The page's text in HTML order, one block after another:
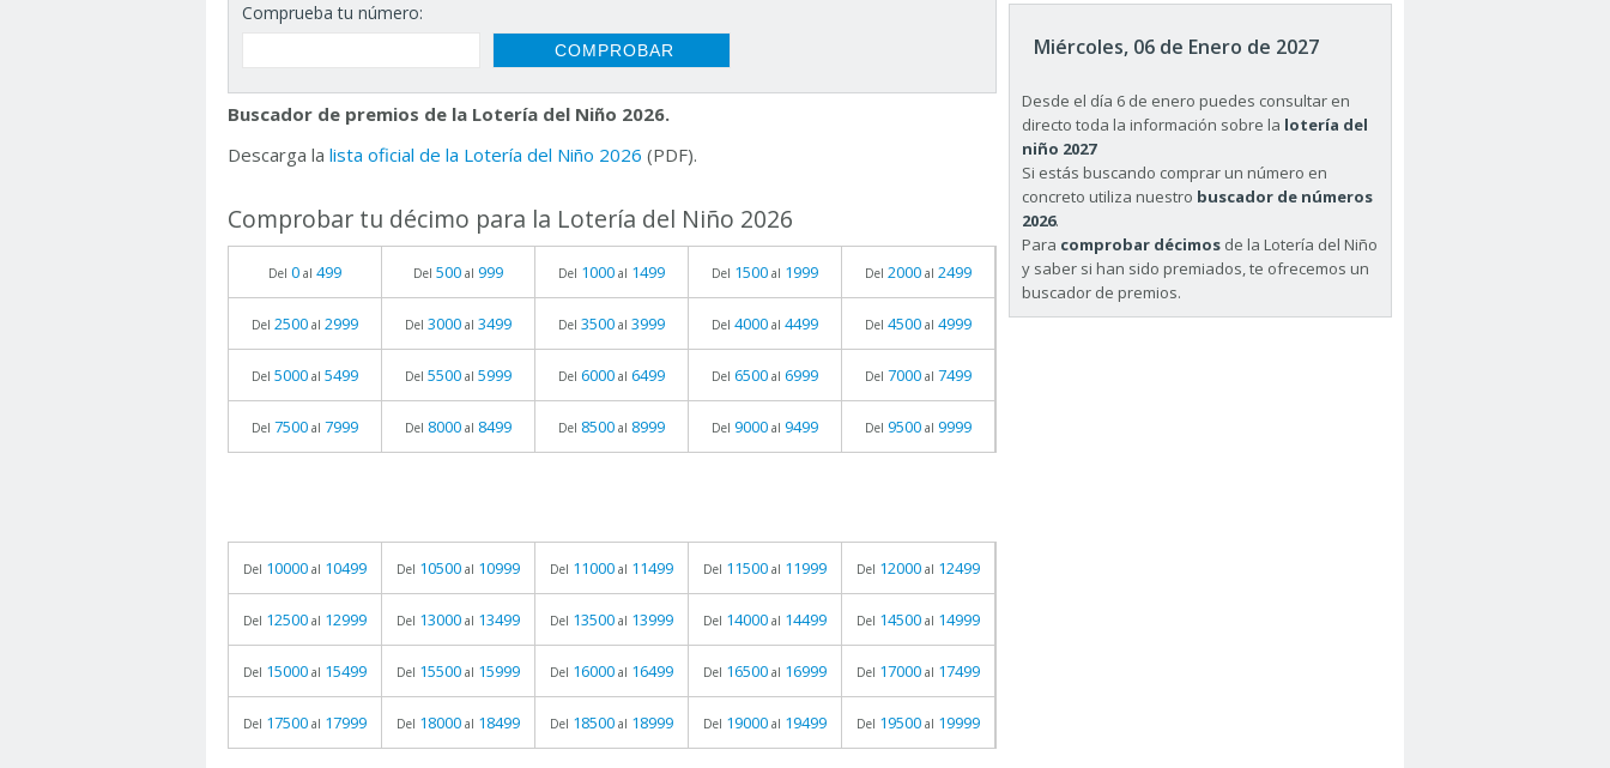
Comprueba tu número:
Buscador de premios de la Lotería del Niño 2026.
Descarga la lista oficial de la Lotería del Niño 2026 (PDF).
Comprobar tu décimo para la Lotería del Niño 2026
Del 0 al 499 Del 500 al 999 Del 1000 al 1499 Del 1500 al 1999 Del 2000 al 2499
Del 2500 al 2999 Del 3000 al 3499 Del 3500 al 3999 Del 4000 al 4499 Del 4500 al 4999
Del 5000 al 5499 Del 5500 al 5999 Del 6000 al 6499 Del 6500 al 6999 Del 7000 al 7499
Del 7500 al 7999 Del 8000 al 8499 Del 8500 al 8999 Del 9000 al 9499 Del 9500 al 9999
Del 10000 al 10499 Del 10500 al 10999 Del 11000 al 11499 Del 11500 al 11999 Del 12000 al 12499
Del 12500 al 12999 Del 13000 al 13499 Del 13500 al 13999 Del 14000 al 14499 Del 14500 al 14999
Del 15000 al 15499 Del 15500 al 15999 Del 16000 al 16499 Del 16500 al 16999 Del 17000 al 17499
Del 17500 al 17999 Del 18000 al 18499 Del 18500 al 18999 Del 19000 al 19499 Del 19500 al 19999
Miércoles, 06 de Enero de 2027
Desde el día 6 de enero puedes consultar en
directo toda la información sobre la lotería del
niño 2027
Si estás buscando comprar un número en
concreto utiliza nuestro buscador de números
2026.
Para comprobar décimos de la Lotería del Niño
y saber si han sido premiados, te ofrecemos un
buscador de premios.